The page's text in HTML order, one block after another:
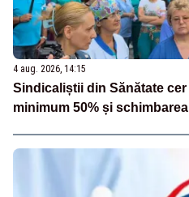
4 aug. 2026, 14:15
Sindicaliștii din Sănătate
minimum 50% și